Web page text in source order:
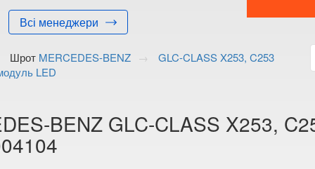
Всі менеджери
Шрот MERCEDES-BENZ
GLC-CLASS X253, C253
LED
BENZ GLC-CLASS X253,
Менеджер:
+38 (099) 170-
Волинська